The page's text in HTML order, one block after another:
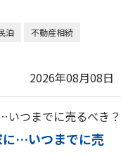
泊
不動産相続
2026年08月08日
に…いつまでに売